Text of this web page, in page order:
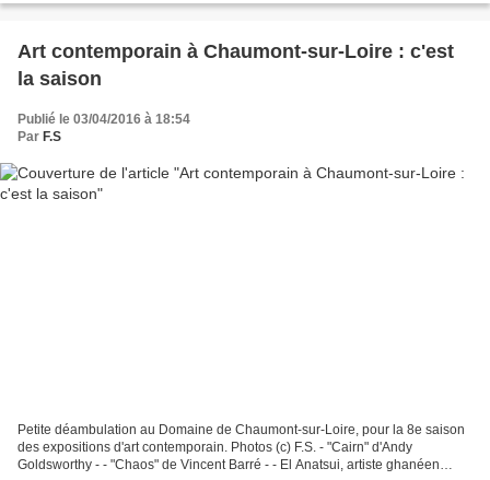
Art contemporain à Chaumont-sur-Loire : c'est
la saison
Publié le 03/04/2016 à 18:54
Par F.S
Petite déambulation au Domaine de Chaumont-sur-Loire, pour la 8e saison
des expositions d'art contemporain. Photos (c) F.S. - "Cairn" d'Andy
Goldsworthy - - "Chaos" de Vincent Barré - - El Anatsui, artiste ghanéen